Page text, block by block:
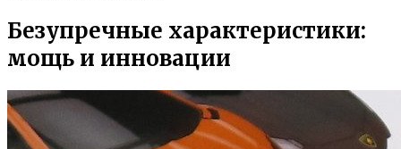
Безупречные характеристики:
мощь и инновации